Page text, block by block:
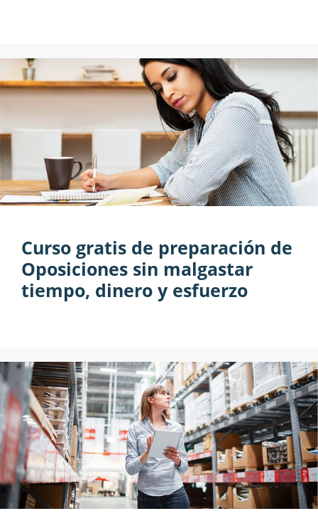
Curso gratis de preparación de
Oposiciones sin malgastar
tiempo, dinero y esfuerzo